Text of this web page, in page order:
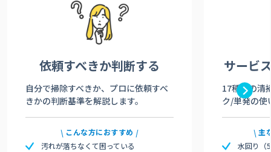
依頼すべきか判断する
自分で掃除すべきか、プロに依頼すべ
きかの判断基準を解説します。
こんな方におすすめ
汚れが落ちなくて困っている
サービ
17種類の清
ク/単発の使
主
水回り（